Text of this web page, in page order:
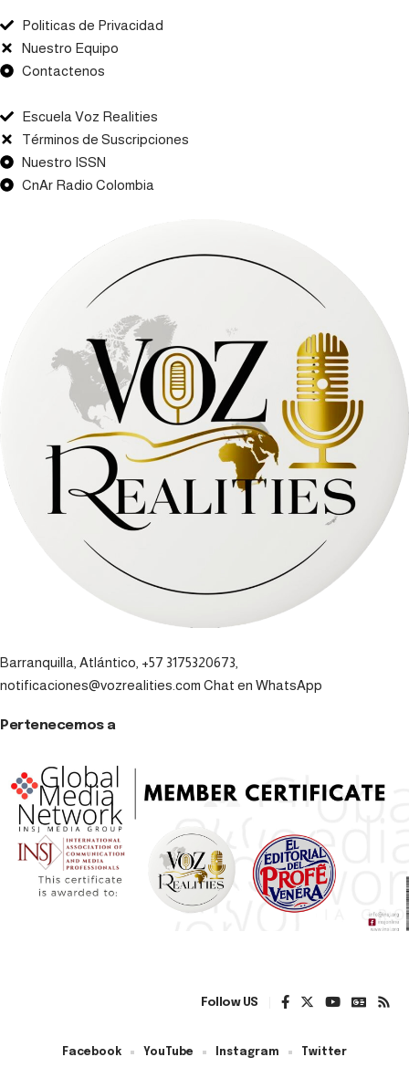
Politicas de Privacidad
Nuestro Equipo
Contactenos
Escuela Voz Realities
Términos de Suscripciones
Nuestro ISSN
CnAr Radio Colombia
Barranquilla, Atlántico, +57 3175320673,
notificaciones@vozrealities.com Chat en WhatsApp
Pertenecemos a
Follow US
Facebook YouTube Instagram Twitter